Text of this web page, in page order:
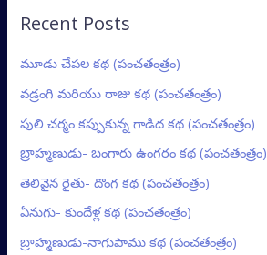
Recent Posts
మూడు చేపల కథ (పంచతంత్రం)
వడ్రంగి మరియు రాజు కథ (పంచతంత్రం)
పులి చర్మం కప్పుకున్న గాడిద కథ (పంచతంత్రం)
బ్రాహ్మణుడు- బంగారు ఉంగరం కథ (పంచతంత్రం)
తెలివైన రైతు- దొంగ కథ (పంచతంత్రం)
ఏనుగు- కుందేళ్ల కథ (పంచతంత్రం)
బ్రాహ్మణుడు-నాగుపాము కథ (పంచతంత్రం)